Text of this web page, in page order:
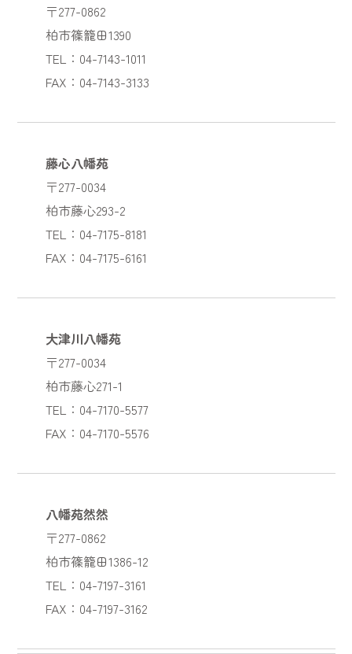
〒277-0862
柏市篠籠田1390
TEL：04-7143-1011
FAX：04-7143-3133
藤心八幡苑
〒277-0034
柏市藤心293-2
TEL：04-7175-8181
FAX：04-7175-6161
大津川八幡苑
〒277-0034
柏市藤心271-1
TEL：04-7170-5577
FAX：04-7170-5576
八幡苑然然
〒277-0862
柏市篠籠田1386-12
TEL：04-7197-3161
FAX：04-7197-3162